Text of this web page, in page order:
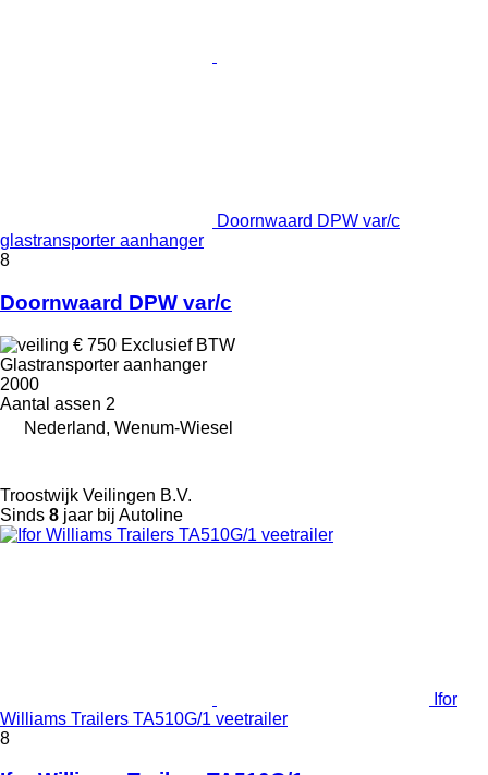
Doornwaard DPW var/c
glastransporter aanhanger
8
Doornwaard DPW var/c
€ 750 Exclusief BTW
Glastransporter aanhanger
2000
Aantal assen 2
Nederland, Wenum-Wiesel
Troostwijk Veilingen B.V.
Sinds 8 jaar bij Autoline
Ifor
Williams Trailers TA510G/1 veetrailer
8